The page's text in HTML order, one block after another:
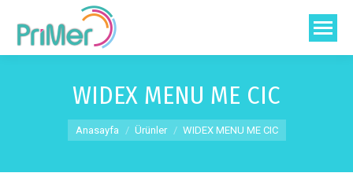
WIDEX MENU ME CIC
You are here:
Anasayfa Ürünler WIDEX MENU ME CIC